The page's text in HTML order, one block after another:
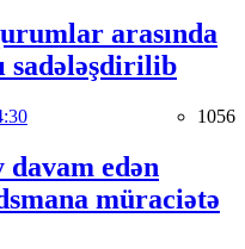
arasında
sadələşdirilib
1056
davam edən
müraciətə